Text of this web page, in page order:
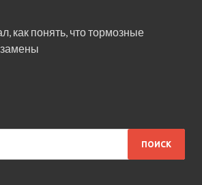
как понять, что тормозные
замены